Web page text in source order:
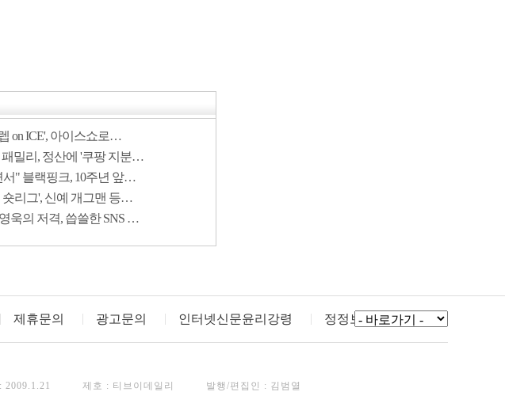
on ICE', 아이스쇼로…
패밀리, 정산에 '쿠팡 지분…
" 블랙핑크, 10주년 앞…
숏리그', 신예 개그맨 등…
욱의 저격, 씁쓸한 SNS …
제휴문의 광고문의 인터넷신문윤리강령 정정보도
2009.1.21 제호 : 티브이데일리
발행/편집인 : 김범열